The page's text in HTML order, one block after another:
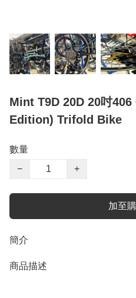
Mint T9D 20D 20吋406
Edition) Trifold Bike
數量
−
+
加至
簡介
商品描述